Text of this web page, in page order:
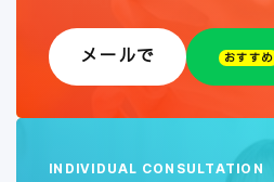
メールで おすすめ
INDIVIDUAL CONSULTATION